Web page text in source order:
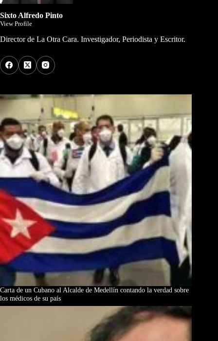
Sixto Alfredo Pinto
View Profile
Director de La Otra Cara. Investigador, Periodista y Escritor.
Carta de un Cubano al Alcalde de Medellín contando la verdad sobre
los médicos de su país